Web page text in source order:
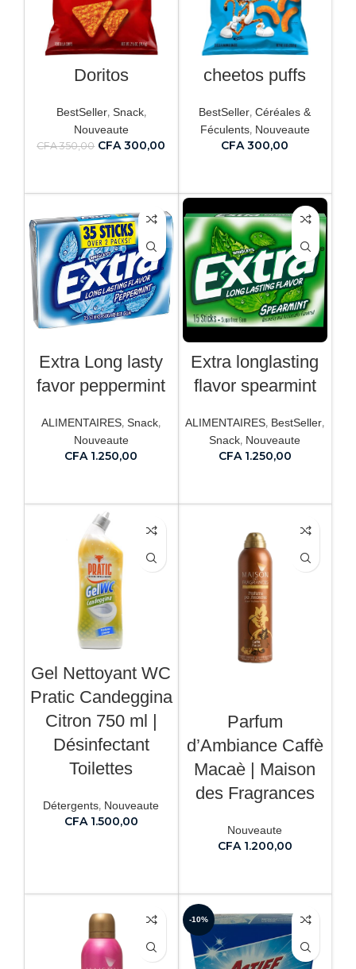
Doritos
BestSeller, Snack,
Nouveaute
CFA350,00 CFA 300,00
cheetos puffs
BestSeller,Céréales &
Féculents, Nouveaute
CFA 300,00
Extra Long lasty
favor peppermint
ALIMENTAIRES,Snack,
Nouveaute
CFA1.250,00
Extra longlasting
flavor spearmint
ALIMENTAIRES, BestSeller,
Snack, Nouveaute
CFA1.250,00
Gel Nettoyant WC
Pratic Candeggina
Citron 750 ml |
Désinfectant
Toilettes
Détergents, Nouveaute
CFA1.500,00
Parfum
d’Ambiance Caffè
Macaè | Maison
des Fragrances
Nouveaute
CFA1.200,00
-10%